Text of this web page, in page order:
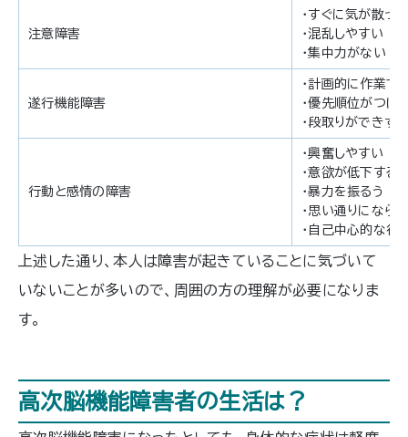
注意障害
・すぐに気が散っ
・混乱しやすい
・集中力がない
遂行機能障害
・計画的に作業で
・優先順位がつけ
・段取りができず
行動と感情の障害
・興奮しやすい
・意欲が低下する
・暴力を振るう
・思い通りになら
・自己中心的な行
上述した通り、本人は障害が起きていることに気づいて
いないことが多いので、周囲の方の理解が必要になりま
す。
高次脳機能障害者の生活は？